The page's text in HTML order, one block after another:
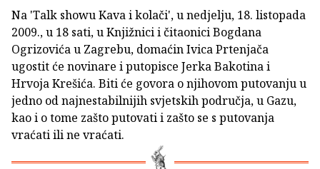
Na 'Talk showu Kava i kolači', u nedjelju, 18. listopada
2009., u 18 sati, u Knjižnici i čitaonici Bogdana
Ogrizovića u Zagrebu, domaćin Ivica Prtenjača
ugostit će novinare i putopisce Jerka Bakotina i
Hrvoja Krešića. Biti će govora o njihovom putovanju u
jedno od najnestabilnijih svjetskih područja, u Gazu,
kao i o tome zašto putovati i zašto se s putovanja
vraćati ili ne vraćati.